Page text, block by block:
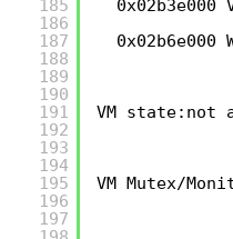
185
186
187
188
189
190
191
192
193
194
195
196
197
VM state:not
VM Mutex/